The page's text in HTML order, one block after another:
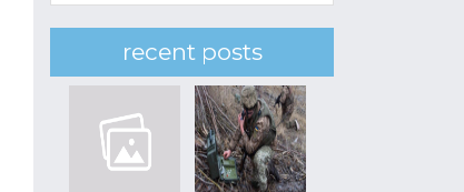
recent posts